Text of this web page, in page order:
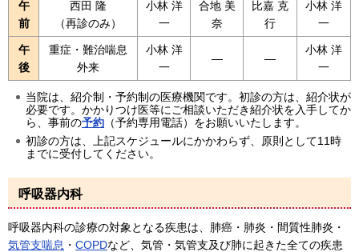
午
前
西田 隆
（再診のみ）
小林 洋
一
合地 美
奈
比嘉 克
行
小林 洋
一
午
後
重症・難治喘息
外来
小林 洋
一
— —
小林 洋
一
当院は、紹介制・予約制の医療機関です。初診の方は、紹介状が
必要です。かかりつけ医等にご相談いただき紹介状を入手してか
ら、事前の予約 （予約専用電話）をお願いいたします。
初診の方は、上記スケジュールにかかわらず、原則として11時
までに受付してください。
呼吸器内科
呼吸器内科の診療の対象となる疾患は、肺癌・肺炎・間質性肺炎・
気管支喘息 ・ COPDなど、気管・気管支及び肺に起きた全ての疾患